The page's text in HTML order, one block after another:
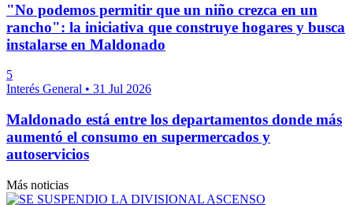
"No podemos permitir que un niño crezca en un
rancho": la iniciativa que construye hogares y busca
instalarse en Maldonado
5
Interés General • 31 Jul 2026
Maldonado está entre los departamentos donde más
aumentó el consumo en supermercados y
autoservicios
Más noticias